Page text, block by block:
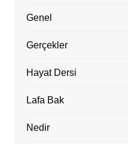
Genel
Gerçekler
Hayat Dersi
Lafa Bak
Nedir